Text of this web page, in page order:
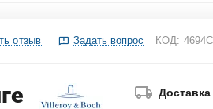
отзыв Задать вопрос КОД:
Доставка